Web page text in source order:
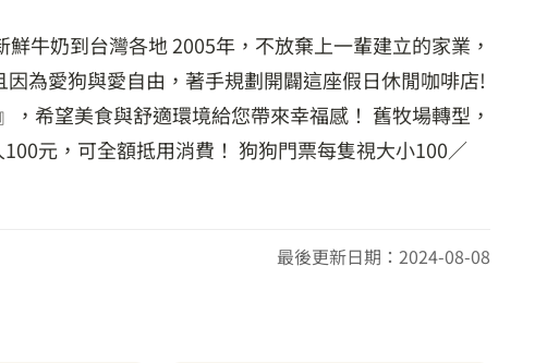
牛奶到台灣各地 2005年，不放棄上一輩建立的家業，
為愛狗與愛自由，著手規劃開闢這座假日休閒咖啡店!
希望美食與舒適環境給您帶來幸福感！ 舊牧場轉型，
元，可全額抵用消費！ 狗狗門票每隻視大小100／
最後更新日期：2024-08-08